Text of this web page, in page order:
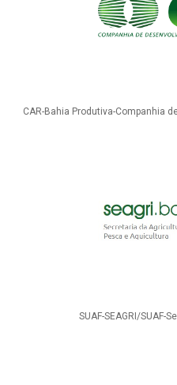
CAR-Bahia Produtiva-Companhia
SUAF-SEAGRI/SUAF-